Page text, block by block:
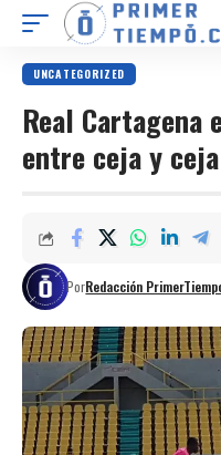
UNCATEGORIZED
Real Cartagena
entre ceja y ceja
PorRedacción